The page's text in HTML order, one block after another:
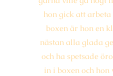
hon gick att
boxen är hon en
nästan alla glada
och ha spetsade
in i boxen och